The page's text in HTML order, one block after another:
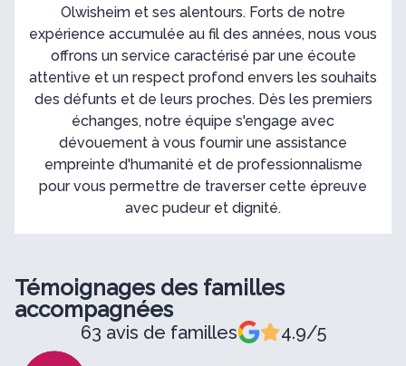
Olwisheim et ses alentours. Forts de notre
expérience accumulée au fil des années, nous vous
offrons un service caractérisé par une écoute
attentive et un respect profond envers les souhaits
des défunts et de leurs proches. Dès les premiers
échanges, notre équipe s'engage avec
dévouement à vous fournir une assistance
empreinte d'humanité et de professionnalisme
pour vous permettre de traverser cette épreuve
avec pudeur et dignité.
Témoignages des familles
accompagnées
63 avis de familles 4.9/5